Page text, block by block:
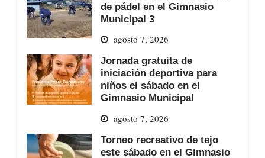
de pádel en el Gimnasio
Municipal 3
agosto 7, 2026
Jornada gratuita de
iniciación deportiva para
niños el sábado en el
Gimnasio Municipal
agosto 7, 2026
Torneo recreativo de tejo
este sábado en el Gimnasio